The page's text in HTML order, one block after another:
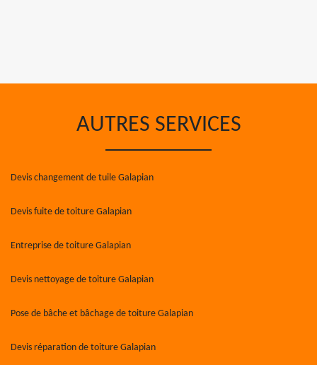
AUTRES SERVICES
Devis changement de tuile Galapian
Devis fuite de toiture Galapian
Entreprise de toiture Galapian
Devis nettoyage de toiture Galapian
Pose de bâche et bâchage de toiture Galapian
Devis réparation de toiture Galapian